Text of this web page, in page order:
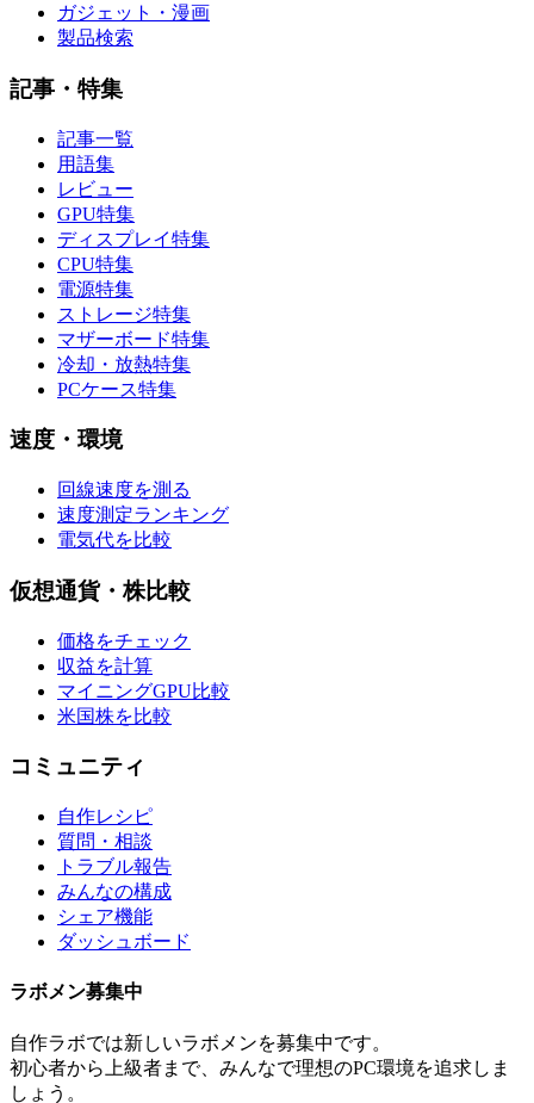
ガジェット・漫画
製品検索
記事・特集
記事一覧
用語集
レビュー
GPU特集
ディスプレイ特集
CPU特集
電源特集
ストレージ特集
マザーボード特集
冷却・放熱特集
PCケース特集
速度・環境
回線速度を測る
速度測定ランキング
電気代を比較
仮想通貨・株比較
価格をチェック
収益を計算
マイニングGPU比較
米国株を比較
コミュニティ
自作レシピ
質問・相談
トラブル報告
みんなの構成
シェア機能
ダッシュボード
ラボメン募集中
自作ラボでは新しいラボメンを募集中です。
初心者から上級者まで、みんなで理想のPC環境を追求しま
しょう。